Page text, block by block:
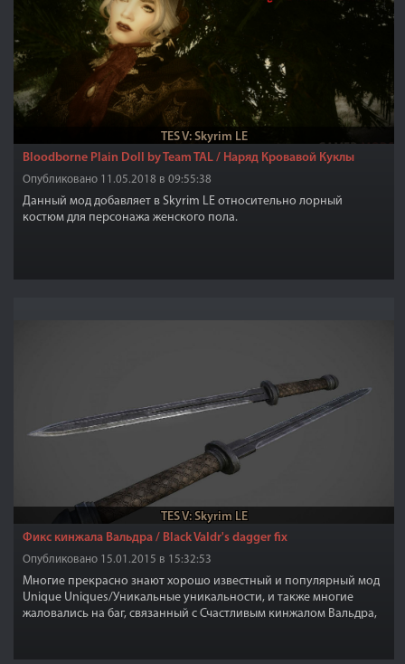
TES V: Skyrim LE
Bloodborne Plain Doll by Team TAL / Наряд Кровавой Куклы
Опубликовано 11.05.2018 в 09:55:38
Данный мод добавляет в Skyrim LE относительно лорный
костюм для персонажа женского пола.
TES V: Skyrim LE
Фикс кинжала Вальдра / Black Valdr's dagger fix
Опубликовано 15.01.2015 в 15:32:53
Многие прекрасно знают хорошо известный и популярный мод
Unique Uniques/Уникальные уникальности, и также многие
жаловались на баг, связанный с Счастливым кинжалом Вальдра,